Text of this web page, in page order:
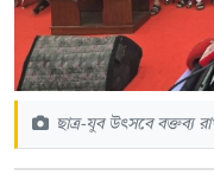
ছাত্র-যুব উৎসবে